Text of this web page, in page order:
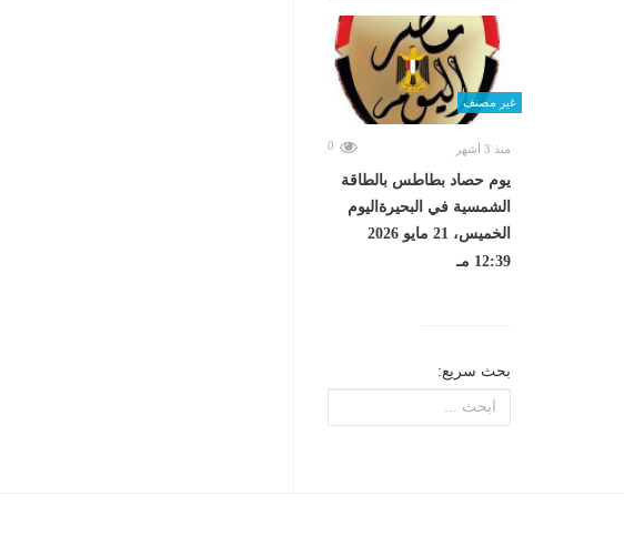
غير مصنف
منذ 3 أشهر 0
يوم حصاد بطاطس بالطاقة
الشمسية في البحيرةاليوم
الخميس، 21 مايو 2026
12:39 مـ
بحث سريع: